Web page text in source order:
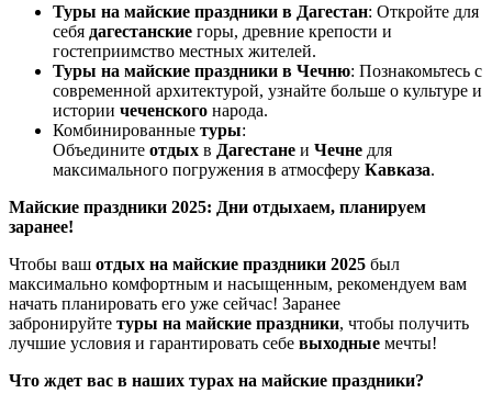
Туры на майские праздники в Дагестан: Откройте для
себя дагестанские горы, древние крепости и
гостеприимство местных жителей.
Туры на майские праздники в Чечню: Познакомьтесь с
современной архитектурой, узнайте больше о культуре и
истории чеченского народа.
Комбинированные туры:
Объедините отдых в Дагестане и Чечне для
максимального погружения в атмосферу Кавказа.
Майские праздники 2025: Дни отдыхаем, планируем
заранее!
Чтобы ваш отдых на майские праздники 2025 был
максимально комфортным и насыщенным, рекомендуем вам
начать планировать его уже сейчас! Заранее
забронируйте туры на майские праздники, чтобы получить
лучшие условия и гарантировать себе выходные мечты!
Что ждет вас в наших турах на майские праздники?